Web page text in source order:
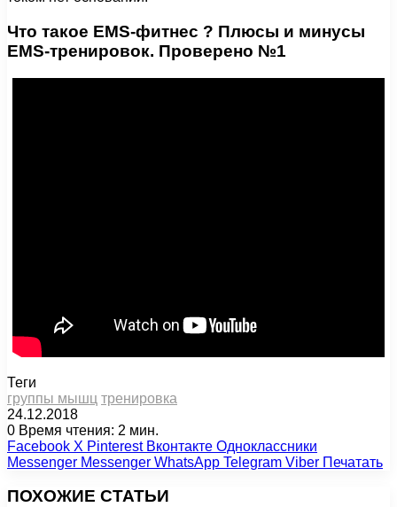
Что такое EMS-фитнес ? Плюсы и минусы
EMS-тренировок. Проверено №1
Теги
группы мышц тренировка
24.12.2018
0 Время чтения: 2 мин.
Facebook X Pinterest Вконтакте Одноклассники
Messenger Messenger WhatsApp Telegram Viber Печатать
ПОХОЖИЕ СТАТЬИ